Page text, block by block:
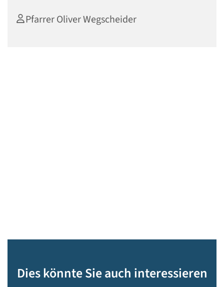
Pfarrer Oliver Wegscheider
Dies könnte Sie auch interessieren